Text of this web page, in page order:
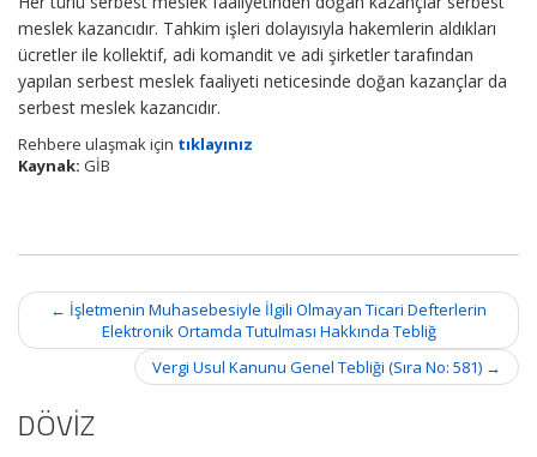
meslek kazancıdır. Tahkim işleri dolayısıyla hakemlerin aldıkları
ücretler ile kollektif, adi komandit ve adi şirketler tarafından
yapılan serbest meslek faaliyeti neticesinde doğan kazançlar da
serbest meslek kazancıdır.
Rehbere ulaşmak için tıklayınız
Kaynak: GİB
Post
navigation
← İşletmenin Muhasebesiyle İlgili Olmayan Ticari Defterlerin
Elektronik Ortamda Tutulması Hakkında Tebliğ
Vergi Usul Kanunu Genel Tebliği (Sıra No: 581) →
DÖVİZ